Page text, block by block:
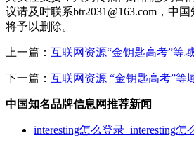
议请及时联系btr2031@163.com，中
将予以删除。
上一篇： 互联网资源“金钥匙高考”等
下一篇： 互联网资源 “金钥匙高考”等
中国知名品牌信息网推荐新闻
interesting怎么登录_interesting怎